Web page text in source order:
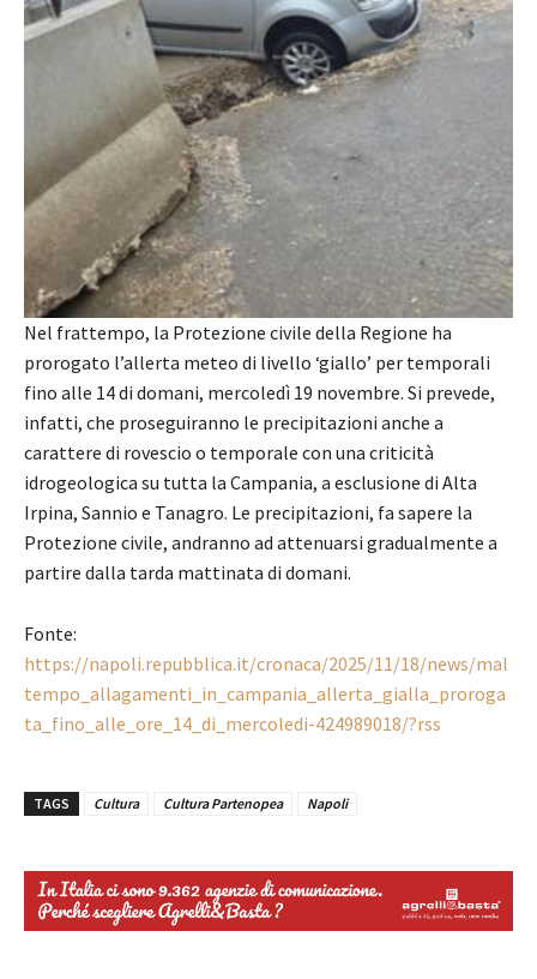
Nel frattempo, la Protezione civile della Regione ha
prorogato l’allerta meteo di livello ‘giallo’ per temporali
fino alle 14 di domani, mercoledì 19 novembre. Si prevede,
infatti, che proseguiranno le precipitazioni anche a
carattere di rovescio o temporale con una criticità
idrogeologica su tutta la Campania, a esclusione di Alta
Irpina, Sannio e Tanagro. Le precipitazioni, fa sapere la
Protezione civile, andranno ad attenuarsi gradualmente a
partire dalla tarda mattinata di domani.
Fonte:
https://napoli.repubblica.it/cronaca/2025/11/18/news/mal
tempo_allagamenti_in_campania_allerta_gialla_proroga
ta_fino_alle_ore_14_di_mercoledi-424989018/?rss
TAGS Cultura Cultura Partenopea Napoli